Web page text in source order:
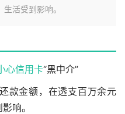
活受到影响。
心信用卡“黑中介”
款金额，在透支百万余元
响。